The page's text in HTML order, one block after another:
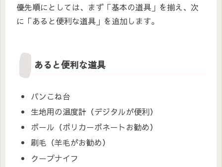
優先順にとしては、まず「基本の道具」を揃え、次
に「あると便利な道具」を追加します。
あると便利な道具
パンこね台
生地用の温度計（デジタルが便利）
ボール（ポリカーボネートお勧め）
刷毛（羊毛がお勧め）
クープナイフ